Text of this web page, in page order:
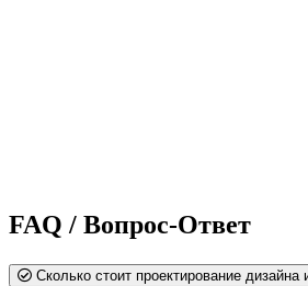
FAQ / Вопрос-Ответ
Сколько стоит проектирование дизайна